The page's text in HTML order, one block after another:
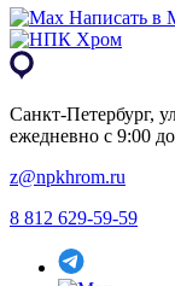
Написать в
Санкт-Петербург,
ежедневно с 9:00
z@npkhrom.ru
8 812 629-59-59